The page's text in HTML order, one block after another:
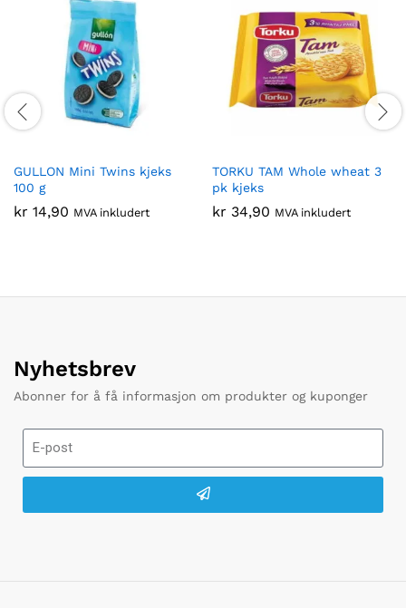
GULLON Mini Twins kjeks
100 g
kr 14,90 MVA inkludert
TORKU TAM Whole wheat 3
pk kjeks
kr 34,90 MVA inkludert
Nyhetsbrev
Abonner for å få informasjon om produkter og kuponger